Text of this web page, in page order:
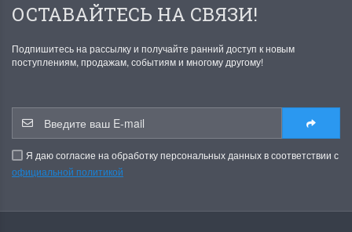
ОСТАВАЙТЕСЬ НА СВЯЗИ!
Подпишитесь на рассылку и получайте ранний доступ к новым
поступлениям, продажам, событиям и многому другому!
Я даю согласие на обработку персональных данных в соответствии с
официальной политикой